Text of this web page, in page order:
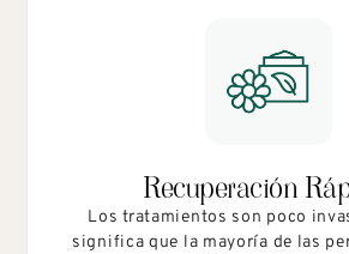
Recuperación
Los tratamientos son poco
significa que la mayoría de las